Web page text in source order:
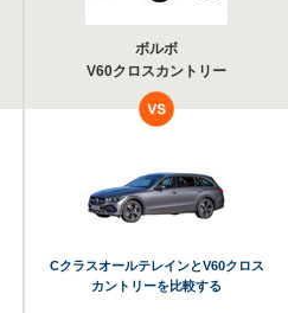
ボルボ
V60クロスカントリー
CクラスオールテレインとV60クロス
カントリーを比較する